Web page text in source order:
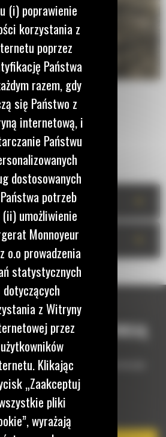
UZUPEŁNIĄ TWOJĄ
potrzebnych do uzupełnienia maszyny
MANAGEMENT
(i) poprawienie
korzystania z
poprzez
Państwa
razem, gdy
się Państwo z
internetową, i
Państwu
dostosowanych
potrzeb
umożliwienie
Monnoyeur
o.o prowadzenia
statystycznych
dotyczących
z Witryny
przez
użytkowników
Klikając
„Zaakceptuj
pliki
wyrażają